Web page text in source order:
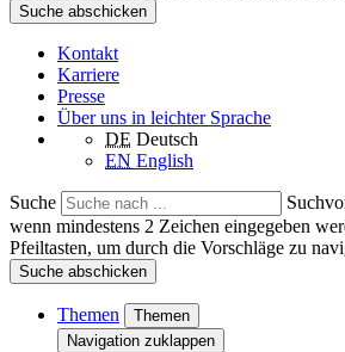
Suche abschicken
Kontakt
Karriere
Presse
Über uns in leichter Sprache
DE Deutsch
EN English
Suche
wenn mindestens 2 Zeichen eingegeben
Pfeiltasten, um durch die Vorschläge zu
Suche abschicken
Themen
Themen
Navigation zuklappen